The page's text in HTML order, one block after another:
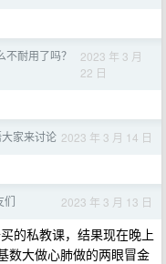
耐用了吗？
2023 年 3 月
22 日
家来讨论 2023 年 3 月 14 日
们 2023 年 3 月 13 日
的私教课，结果现在晚上
数大做心肺做的两眼冒金